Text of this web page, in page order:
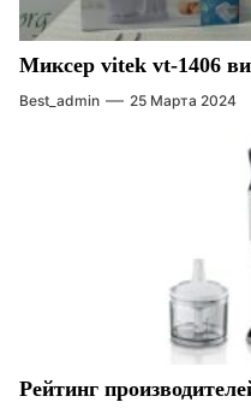
Миксер vitek vt-1406
Best_admin 25 Марта 2024
Рейтинг